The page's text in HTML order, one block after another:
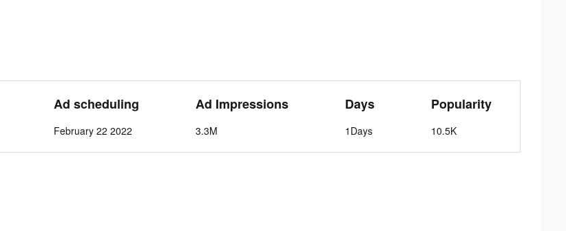
Ad scheduling
February 22 2022
Ad Impressions
3.3M
Days
1Days
Popularity
10.5K